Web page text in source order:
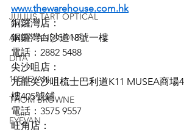
JULIUS TART OPTICAL
AKIRA AND SONS
DITA
10EYEVAN
THOM BROWNE
EYEVAN
www.thewarehouse.com.hk
銅鑼灣店：
銅鑼灣白沙道18號一樓
電話：2882 5488
尖沙咀店：
九龍尖沙咀梳士巴利道K11 MUSEA商場4
樓405號鋪
電話：3575 9557
旺角店：